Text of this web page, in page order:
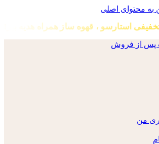
به محتوای اصلی
استارسو ، قهوه ساز همراه هدیه ببر!
پس از فروش
من